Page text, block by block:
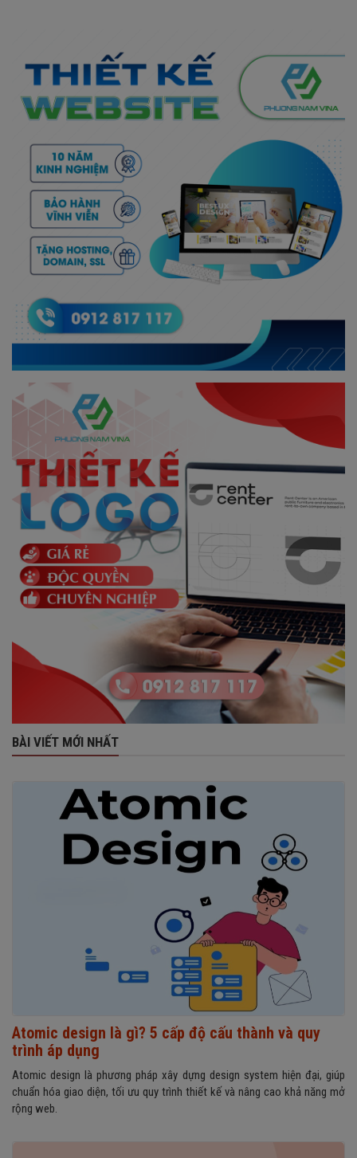
BÀI VIẾT MỚI NHẤT
Atomic design là gì? 5 cấp độ cấu thành và quy
trình áp dụng
Atomic design là phương pháp xây dựng design system hiện đại, giúp
chuẩn hóa giao diện, tối ưu quy trình thiết kế và nâng cao khả năng mở
rộng web.